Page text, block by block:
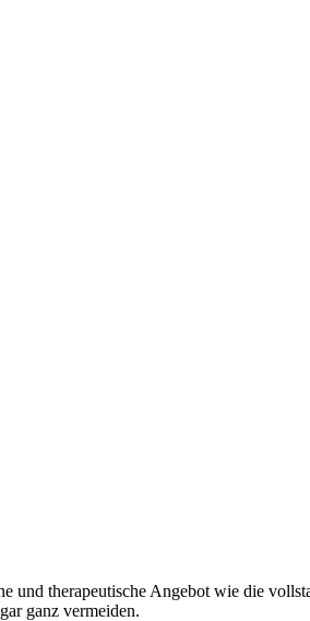
und therapeutische Angebot wie die
ganz vermeiden.